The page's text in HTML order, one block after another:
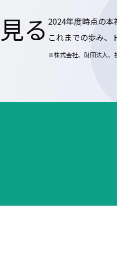
る 2024年度時点の
これまでの歩み、
※株式会社、財団法人、